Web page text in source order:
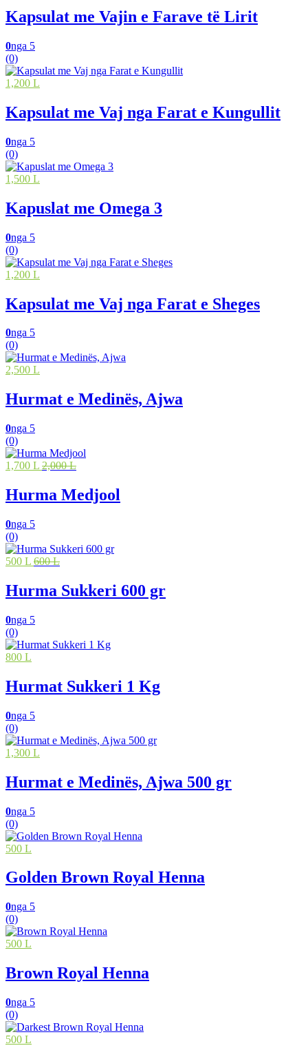
Kapsulat me Vajin e Farave të Lirit
0nga 5
(0)
1,200 L
Kapsulat me Vaj nga Farat e Kungullit
0nga 5
(0)
1,500 L
Kapuslat me Omega 3
0nga 5
(0)
1,200 L
Kapsulat me Vaj nga Farat e Sheges
0nga 5
(0)
2,500 L
Hurmat e Medinës, Ajwa
0nga 5
(0)
1,700 L 2,000 L
Hurma Medjool
0nga 5
(0)
500 L 600 L
Hurma Sukkeri 600 gr
0nga 5
(0)
800 L
Hurmat Sukkeri 1 Kg
0nga 5
(0)
1,300 L
Hurmat e Medinës, Ajwa 500 gr
0nga 5
(0)
500 L
Golden Brown Royal Henna
0nga 5
(0)
500 L
Brown Royal Henna
0nga 5
(0)
500 L